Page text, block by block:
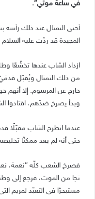
في ساعة موتي”.
أحنى التمثال عند ذلك رأسه
المجيدة قد ردّت عليه
ازداد الشاب عندها تخشّعًا
من ذلك التمثال ويُقبّل قدمَيّ
خارج عن المرسوم. إلا أنهم
وبدأ يصرخ ضدّهم، اقتادوا
عندما انطرح الشاب مقبّلًا
حتى أنه لم يعد ممكنًا
فصرخ الشعب كلّه “نعمة،
نجا من الموت، فرجع إلى
مستبحرًا في التعبّد لمريم